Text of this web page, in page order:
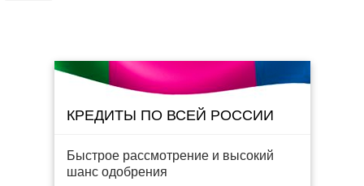
КРЕДИТЫ ПО ВСЕЙ РОССИИ
Быстрое рассмотрение и высокий
шанс одобрения